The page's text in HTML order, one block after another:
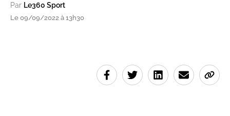
Par Le360 Sport
Le 09/09/2022 à 13h30